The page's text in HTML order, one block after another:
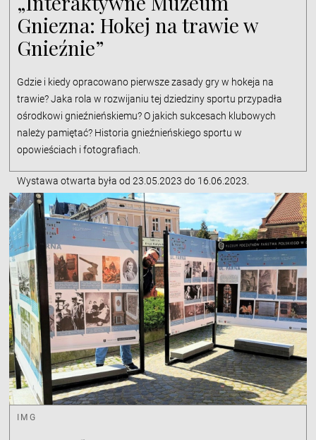
Gniezna: Hokej na trawie w
Gnieźnie”
Gdzie i kiedy opracowano pierwsze zasady gry w hokeja na
trawie? Jaka rola w rozwijaniu tej dziedziny sportu przypadła
ośrodkowi gnieźnieńskiemu? O jakich sukcesach klubowych
należy pamiętać? Historia gnieźnieńskiego sportu w
opowieściach i fotografiach.
Wystawa otwarta była od 23.05.2023 do 16.06.2023.
IMG